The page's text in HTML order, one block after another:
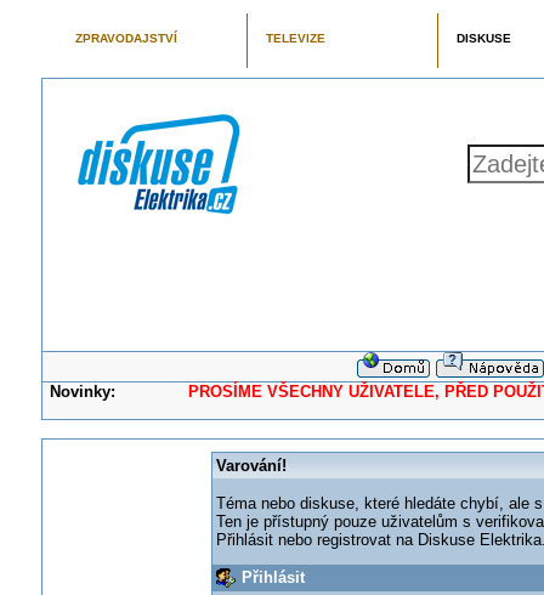
ZPRAVODAJSTVÍ TELEVIZE DISKUSE
Novinky: PROSÍME VŠECHNY UŽIVATELE, PŘED
Varování!
Téma nebo diskuse, které hledáte chybí, ale
Ten je přístupný pouze uživatelům s
Přihlásit nebo registrovat na Diskuse
Přihlásit